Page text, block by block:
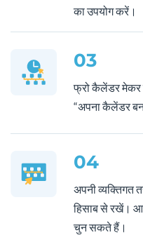
का उपयोग करें।
03
फ्रो कैलेंडर मेकर
“अपना कैलेंडर
04
अपनी व्यक्तिगत
हिसाब से रखें।
चुन सकते हैं।